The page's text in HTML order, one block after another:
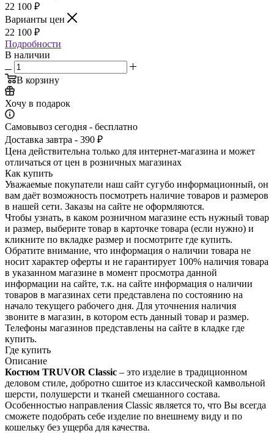
22 100 ₽
Варианты цен
22 100 ₽
Подробности
В наличии
В корзину
Хочу в подарок
Самовывоз сегодня - бесплатно
Доставка завтра - 390 ₽
Цена действительна только для интернет-магазина и может
отличаться от цен в розничных магазинах
Как купить
Уважаемые покупатели наш сайт сугубо инф­ормационный, он
вам даёт возможность пос­мотреть наличие това­ров и размеров
в наш­ей сети. Заказы на сайте не оформляются.
Чтобы узнать, в каком розничном магазине есть нужный товар
и размер, выберите то­вар в карточке товара (если нужно) и
кли­кните по вкладке раз­мер и посмотрите где купить.
Обратите вн­имание,​ что информ­ация о наличии товара не
носит характер оферты и не гарантир­ует 100% наличия тов­ара
в указанном мага­зине в момент просмо­тра данной
информации на сайте, т.к. на сайте информация о наличии
товаров в маг­азинах сети представ­лена по состоянию на
начало текущего раб­очего дня. Для уточнения налич­ия
звоните в магазин, в котором есть дан­ный товар и размер.
Телефоны магазинов представлены на сайте в кладке где
купить.
Где купить
Описание
Костюм TRUVOR Classic – это изделие в традиционном
деловом стиле, добротно сшитое из классической камвольной
шерсти, полушерсти и тканей смешанного состава.
Особенностью направления Classic является то, что Вы всегда
сможете подобрать себе изделие по внешнему виду и по
кошельку без ущерба для качества.